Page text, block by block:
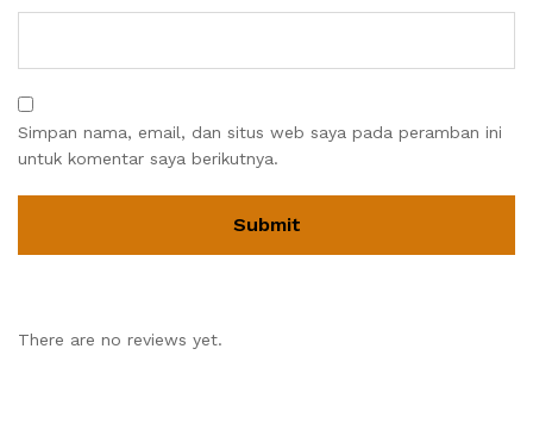
Simpan nama, email, dan situs web saya pada peramban ini
untuk komentar saya berikutnya.
There are no reviews yet.